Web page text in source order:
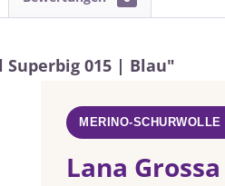
Superbig 015 | Blau"
MERINO-
Lana